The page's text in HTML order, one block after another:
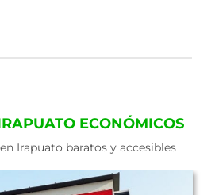
ECONÓMICOS
Irapuato baratos y accesibles